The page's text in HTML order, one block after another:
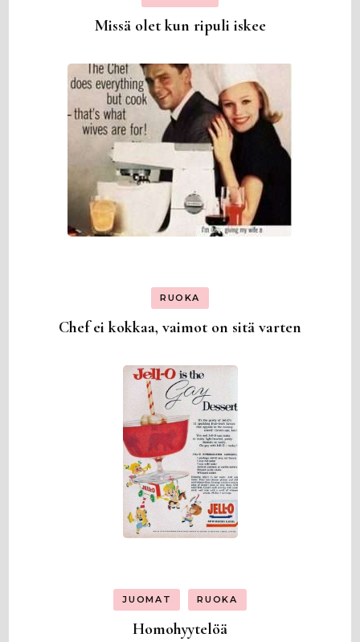
Missä olet kun ripuli iskee
RUOKA
Chef ei kokkaa, vaimot on sitä varten
JUOMAT RUOKA
Homohyytelöä